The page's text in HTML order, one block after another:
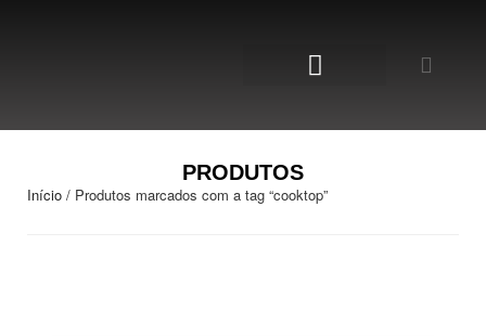
PRODUTOS
Início / Produtos marcados com a tag “cooktop”